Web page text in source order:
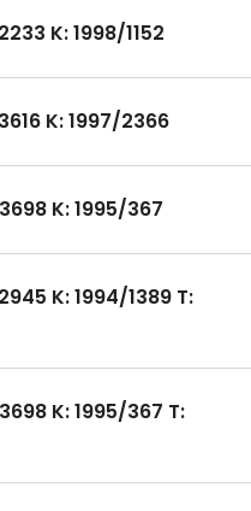
K: 1998/1152
K: 1997/2366
K: 1995/367
K: 1994/1389 T:
K: 1995/367 T: